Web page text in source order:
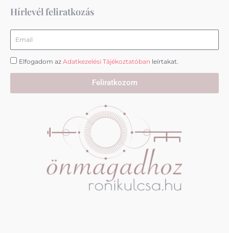
m
Hírlevél feliratkozás
Elfogadom az Adatkezelési Tájékoztatóban leírtakat.
Feliratkozom